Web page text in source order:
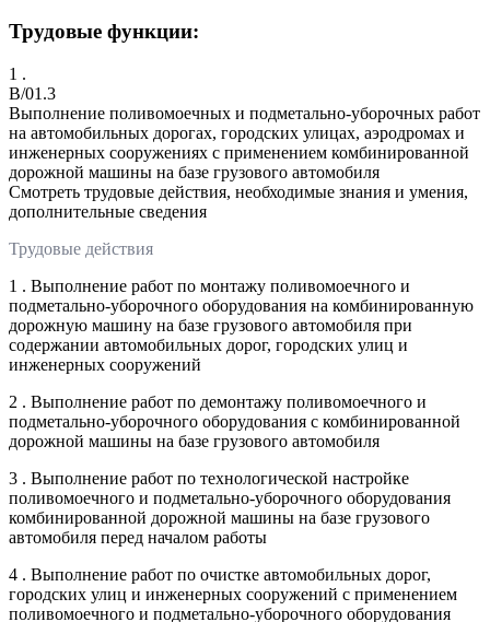
Трудовые функции:
1 .
B/01.3
Выполнение поливомоечных и подметально-уборочных работ
на автомобильных дорогах, городских улицах, аэродромах и
инженерных сооружениях с применением комбинированной
дорожной машины на базе грузового автомобиля
Смотреть трудовые действия, необходимые знания и умения,
дополнительные сведения
Трудовые действия
1 . Выполнение работ по монтажу поливомоечного и
подметально-уборочного оборудования на комбинированную
дорожную машину на базе грузового автомобиля при
содержании автомобильных дорог, городских улиц и
инженерных сооружений
2 . Выполнение работ по демонтажу поливомоечного и
подметально-уборочного оборудования с комбинированной
дорожной машины на базе грузового автомобиля
3 . Выполнение работ по технологической настройке
поливомоечного и подметально-уборочного оборудования
комбинированной дорожной машины на базе грузового
автомобиля перед началом работы
4 . Выполнение работ по очистке автомобильных дорог,
городских улиц и инженерных сооружений с применением
поливомоечного и подметально-уборочного оборудования